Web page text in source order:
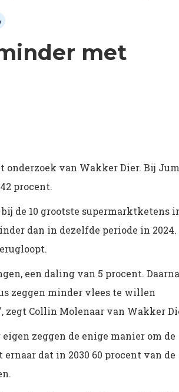
met
van Wakker Dier. Bij
procent.
de 10 grootste supermarktketens
dan in dezelfde periode in 2024.
een daling van 5 procent. Daarna
zeggen minder vlees te willen
Collin Molenaar van Wakker
zeggen de enige manier om de
dat in 2030 60 procent van de